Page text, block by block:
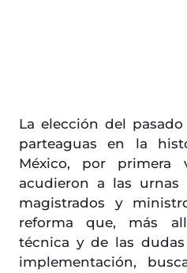
La elección del
parteaguas en la
México, por primera
acudieron a las urnas
magistrados y
reforma que, más
técnica y de las
implementación,